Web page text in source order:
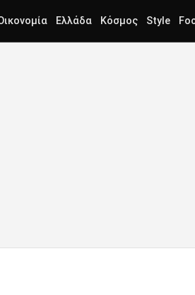
Ελλάδα Κόσμος Style